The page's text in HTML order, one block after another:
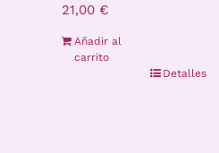
21,00 €
Añadir al
carrito
Detalles